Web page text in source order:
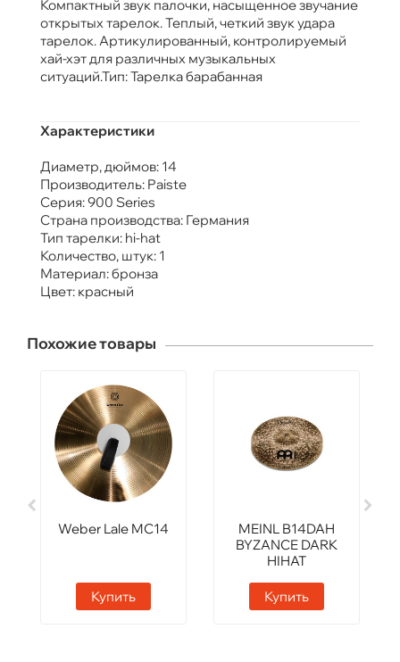
Компактный звук палочки, насыщенное звучание
открытых тарелок. Теплый, четкий звук удара
тарелок. Артикулированный, контролируемый
хай-хэт для различных музыкальных
ситуаций.Тип: Тарелка барабанная
Характеристики
Диаметр, дюймов: 14
Производитель: Paiste
Серия: 900 Series
Страна производства: Германия
Тип тарелки: hi-hat
Количество, штук: 1
Материал: бронза
Цвет: красный
Похожие товары
Weber Lale MC14
Купить
MEINL B14DAH
BYZANCE DARK
HIHAT
Купить